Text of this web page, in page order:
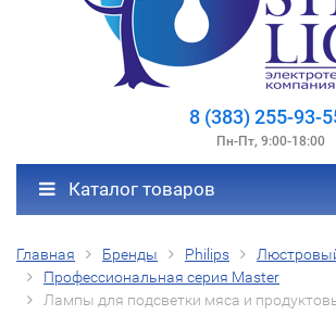
8 (383) 255-93-
Пн-Пт, 9:00-18:00
Каталог товаров
Главная Бренды Philips
Профессиональная серия Master
Лампы для подсветки мяса и